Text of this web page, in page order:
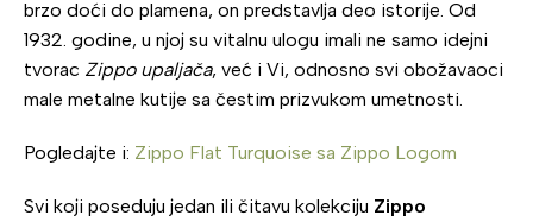
brzo doći do plamena, on predstavlja deo istorije. Od
1932. godine, u njoj su vitalnu ulogu imali ne samo idejni
tvorac Zippo upaljača, već i Vi, odnosno svi obožavaoci
male metalne kutije sa čestim prizvukom umetnosti.
Pogledajte i: Zippo Flat Turquoise sa Zippo Logom
Svi koji poseduju jedan ili čitavu kolekciju Zippo